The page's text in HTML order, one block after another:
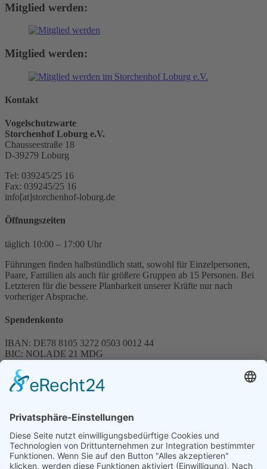
Mitglied werden:
Mitglied werden:
Kontakt
Vogelschutzwarte
Storchenhof Loburg e.V.
Chausseestraße 18
D-39279 Loburg
Tel: 039245/25 16
Fax: 039245/25 16
info[at]storchenhof-loburg.de
Öffnungszeiten
täglich 10:00 – 17:00 Uhr
Führungen finden halbstündlich statt, sowohl für Einzelpersonen,
Paare, Familien als auch für größere Gruppen ab 15 Personen. Bei
Letzteren für die bessere Planbarkeit unserer Kräfte nur nach
vorheriger Absprache.
Spendenkonto
IBAN: DE78 8105 3272 0503 0012 44
BIC: NOLADE 21 MDG
Spenden können steuerlich abgesetzt werden
Förderung